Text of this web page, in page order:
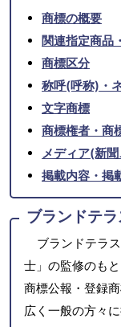
商標の概要
関連指定商品
商標区分
称呼(呼称)・
文字商標
商標権者・商
メディア(新
掲載内容・掲
ブランドテ
ブランドテラ
士」の監修のも
商標公報・登録
広く一般の方々